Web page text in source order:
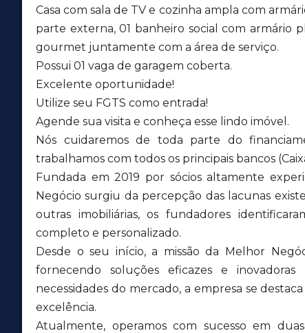
Casa com sala de TV e cozinha ampla com
parte externa, 01 banheiro social com armário
gourmet juntamente com a área de serviço.
Possui 01 vaga de garagem coberta.
Excelente oportunidade!
Utilize seu FGTS como entrada!
Agende sua visita e conheça esse lindo imóvel.
Nós cuidaremos de toda parte do
trabalhamos com todos os principais bancos
Fundada em 2019 por sócios altamente
Negócio surgiu da percepção das lacunas
outras imobiliárias, os fundadores
completo e personalizado.
Desde o seu início, a missão da Melhor
fornecendo soluções eficazes e
necessidades do mercado, a empresa se
excelência.
Atualmente, operamos com sucesso em